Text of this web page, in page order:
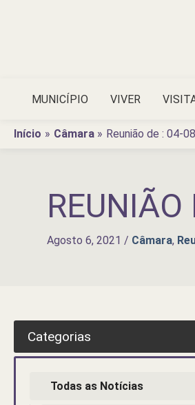
MUNICÍPIO VIVER
Início Câmara Reunião de : 04-
Agosto 6, 2021 / Câmara,
Categorias
Todas as Notícias